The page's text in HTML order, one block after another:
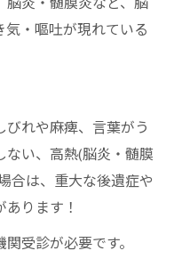
・嘔吐が現れている
れや麻痺、言葉がう
い、高熱(脳炎・髄膜
合は、重大な後遺症や
ります！
受診が必要です。